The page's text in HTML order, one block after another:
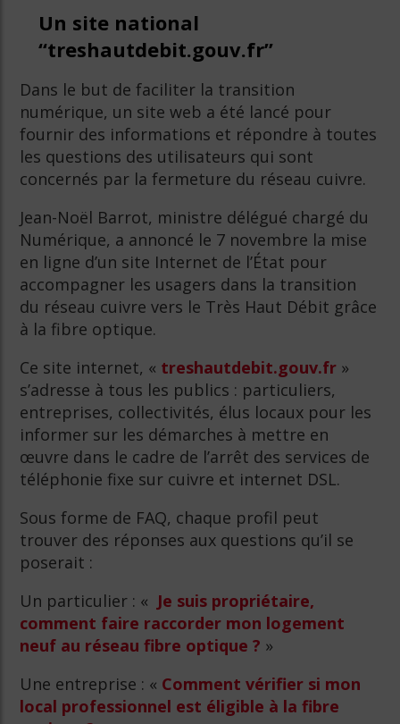
Un site national
“treshautdebit.gouv.fr”
Dans le but de faciliter la transition
numérique, un site web a été lancé pour
fournir des informations et répondre à toutes
les questions des utilisateurs qui sont
concernés par la fermeture du réseau cuivre.
Jean-Noël Barrot, ministre délégué chargé du
Numérique, a annoncé le 7 novembre la mise
en ligne d’un site Internet de l’État pour
accompagner les usagers dans la transition
du réseau cuivre vers le Très Haut Débit grâce
à la fibre optique.
Ce site internet, « treshautdebit.gouv.fr »
s’adresse à tous les publics : particuliers,
entreprises, collectivités, élus locaux pour les
informer sur les démarches à mettre en
œuvre dans le cadre de l’arrêt des services de
téléphonie fixe sur cuivre et internet DSL.
Sous forme de FAQ, chaque profil peut
trouver des réponses aux questions qu’il se
poserait :
Un particulier : « Je suis propriétaire,
comment faire raccorder mon logement
neuf au réseau fibre optique ? »
Une entreprise : « Comment vérifier si mon
local professionnel est éligible à la fibre